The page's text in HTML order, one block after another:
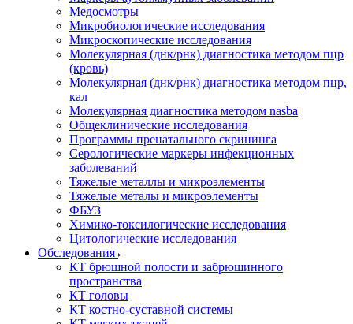
Медосмотры
Микробиологические исследования
Микроскопические исследования
Молекулярная (днк/рнк) диагностика методом пцр
(кровь)
Молекулярная (днк/рнк) диагностика методом пцр,
кал
Молекулярная диагностика методом nasba
Общеклинические исследования
Программы пренатального скрининга
Серологические маркеры инфекционных
заболеваний
Тяжелые металлы и микроэлементы
Тяжелые металы и микроэлементы
ФБУЗ
Химико-токсилогические исследования
Цитологические исследования
Обследования
КТ брюшной полости и забрюшинного
пространства
КТ головы
КТ костно-суставной системы